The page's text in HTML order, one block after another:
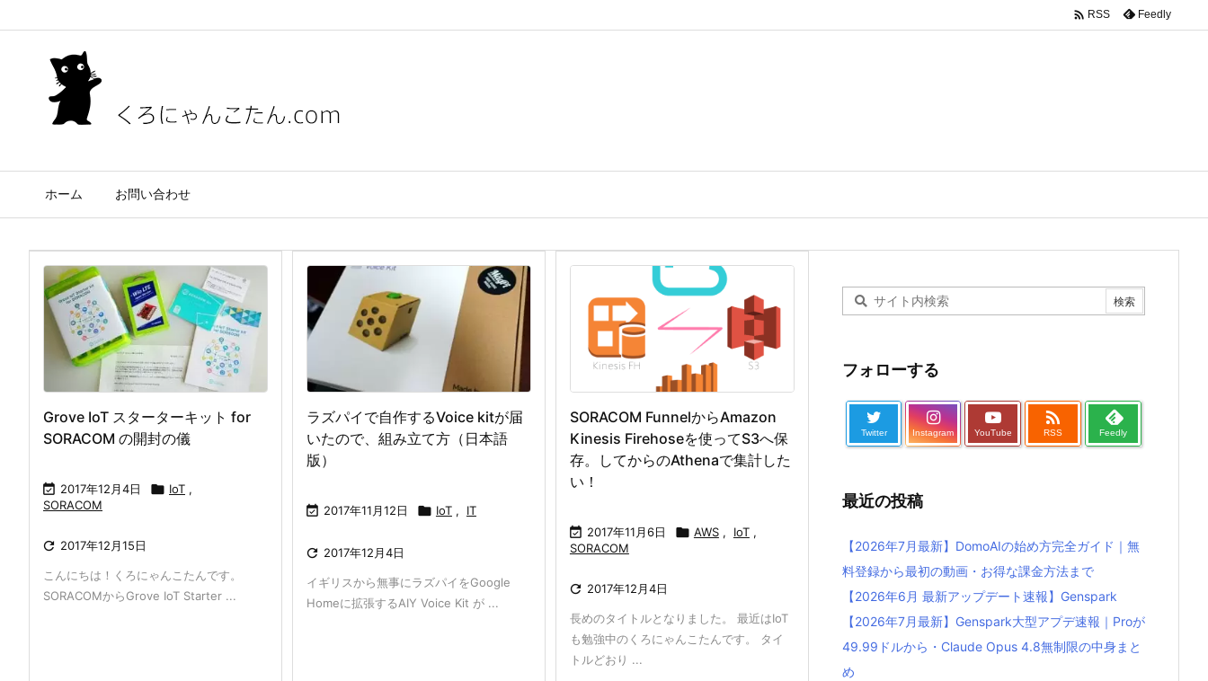
ホーム お問い合わせ
 RSS Feedly
Grove IoT スターターキット for
SORACOM の開封の儀
 2017年12月4日  IoT ,
SORACOM
 2017年12月15日
こんにちは！くろにゃんこたんです。
SORACOMからGrove IoT Starter ...
ラズパイで自作するVoice kitが届
いたので、組み立て方（日本語
版）
 2017年11月12日  IoT , IT
 2017年12月4日
イギリスから無事にラズパイをGoogle
Homeに拡張するAIY Voice Kit が ...
SORACOM FunnelからAmazon
Kinesis Firehoseを使ってS3へ保
存。してからのAthenaで集計した
い！
 2017年11月6日  AWS , IoT ,
SORACOM
 2017年12月4日
長めのタイトルとなりました。 最近はIoT
も勉強中のくろにゃんこたんです。 タイ
トルどおり ...
フォローする
Twitter Instagram YouTube

RSS Feedly
最近の投稿
【2026年7月最新】DomoAIの始め方完全ガイド｜無
料登録から最初の動画・お得な課金方法まで
【2026年6月 最新アップデート速報】Genspark
【2026年7月最新】Genspark大型アプデ速報｜Proが
49.99ドルから・Claude Opus 4.8無制限の中身まと
め